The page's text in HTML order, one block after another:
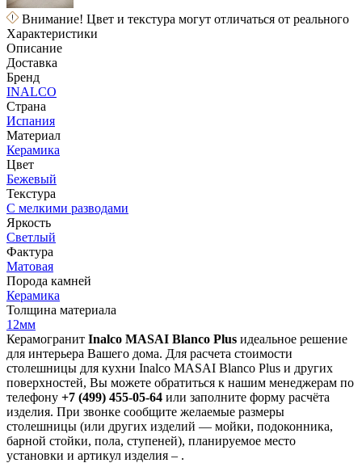
Внимание! Цвет и текстура могут отличаться от реального
Характеристики
Описание
Доставка
Бренд
INALCO
Страна
Испания
Материал
Керамика
Цвет
Бежевый
Текстура
С мелкими разводами
Яркость
Светлый
Фактура
Матовая
Порода камней
Керамика
Толщина материала
12мм
Керамогранит Inalco MASAI Blanco Plus идеальное решение
для интерьера Вашего дома. Для расчета стоимости
столешницы для кухни Inalco MASAI Blanco Plus и других
поверхностей, Вы можете обратиться к нашим менеджерам по
телефону +7 (499) 455-05-64 или заполните форму расчёта
изделия. При звонке сообщите желаемые размеры
столешницы (или других изделий — мойки, подоконника,
барной стойки, пола, ступеней), планируемое место
установки и артикул изделия – .